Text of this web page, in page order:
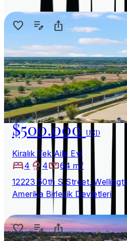
$500.000USD
Kiralık Tek Aile Evi
4
4
64 m²
12223 50th S Street,
Amerika Birleşik Devletleri